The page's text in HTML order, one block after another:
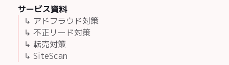
サービス資料
↳ アドフラウド対策
↳ 不正リード対策
↳ 転売対策
↳ SiteScan